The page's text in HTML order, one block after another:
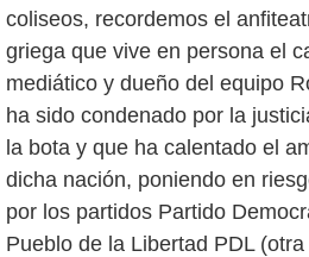
coliseos, recordemos el
griega que vive en persona el
mediático y dueño del equipo
ha sido condenado por la
la bota y que ha calentado el
dicha nación, poniendo en
por los partidos Partido
Pueblo de la Libertad PDL